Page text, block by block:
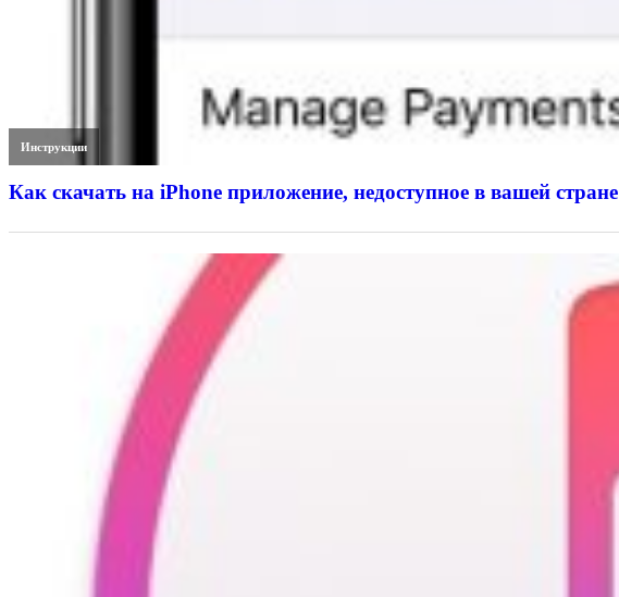
Инструкции
Как скачать на iPhone приложение, недоступное в вашей стране